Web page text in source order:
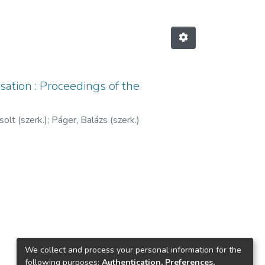
: Proceedings of the
(szerk.); Páger, Balázs (szerk.)
We collect and process your personal information for the
following purposes: Authentication, Preferences,